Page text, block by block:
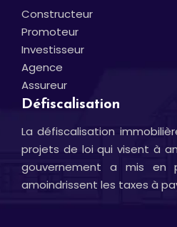
Constructeur
Promoteur
Investisseur
Agence
Assureur
Défiscalisation
La défiscalisation
projets de loi qui visent à
gouvernement a mis en
amoindrissent les taxes à